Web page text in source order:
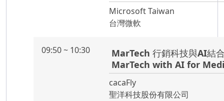
Microsoft Taiwan
台灣微軟
09:50 ~ 10:30
MarTech 行銷科技與AI結
MarTech with AI for
cacaFly
聖洋科技股份有限公司